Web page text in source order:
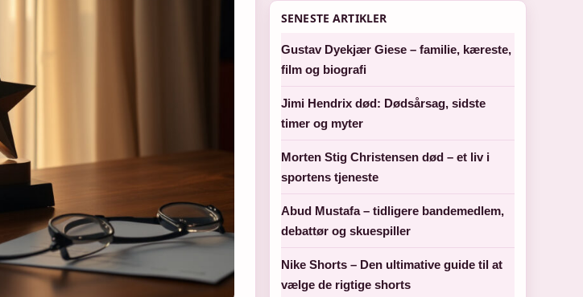
SENESTE ARTIKLER
Gustav Dyekjær Giese – familie, kæreste,
film og biografi
Jimi Hendrix død: Dødsårsag, sidste
timer og myter
Morten Stig Christensen død – et liv i
sportens tjeneste
Abud Mustafa – tidligere bandemedlem,
debattør og skuespiller
Nike Shorts – Den ultimative guide til at
vælge de rigtige shorts